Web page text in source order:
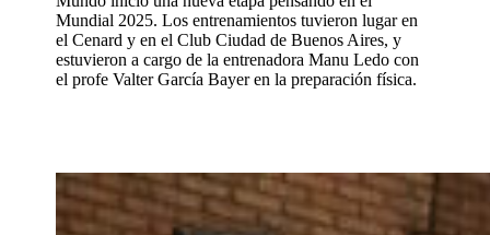
Mundial 2025. Los entrenamientos tuvieron lugar en
el Cenard y en el Club Ciudad de Buenos Aires, y
estuvieron a cargo de la entrenadora Manu Ledo con
el profe Valter García Bayer en la preparación física.